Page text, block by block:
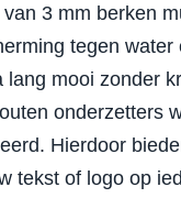
3 mm berken
tegen water
mooi zonder
onderzetters
Hierdoor
tekst of logo op